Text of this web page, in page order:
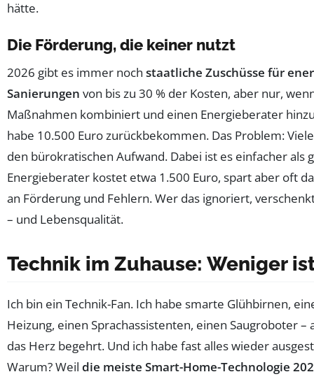
hätte.
Die Förderung, die keiner nutzt
2026 gibt es immer noch staatliche Zuschüsse für
Sanierungen von bis zu 30 % der Kosten, aber nur,
Maßnahmen kombiniert und einen Energieberater
habe 10.500 Euro zurückbekommen. Das Problem:
den bürokratischen Aufwand. Dabei ist es einfacher als
Energieberater kostet etwa 1.500 Euro, spart aber oft
an Förderung und Fehlern. Wer das ignoriert,
– und Lebensqualität.
Technik im Zuhause: Weniger
Ich bin ein Technik-Fan. Ich habe smarte Glühbirnen,
Heizung, einen Sprachassistenten, einen Saugroboter –
das Herz begehrt. Und ich habe fast alles wieder
Warum? Weil die meiste Smart-Home-Technologie